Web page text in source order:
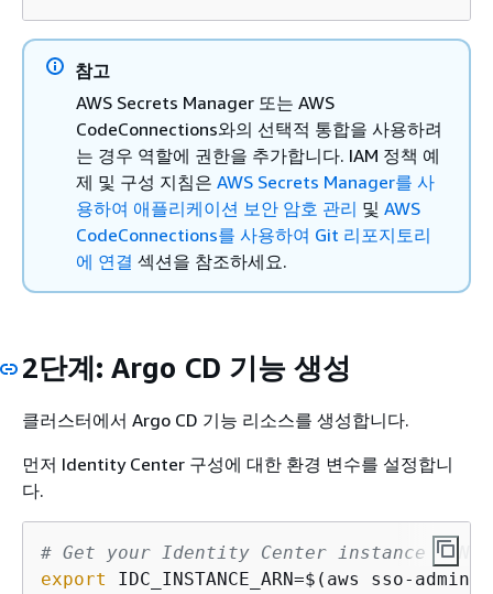
참고
AWS Secrets Manager 또는 AWS
CodeConnections와의 선택적 통합을 사용하려
는 경우 역할에 권한을 추가합니다. IAM 정책 예
제 및 구성 지침은 AWS Secrets Manager를 사
용하여 애플리케이션 보안 암호 관리 및 AWS
CodeConnections를 사용하여 Git 리포지토리
에 연결 섹션을 참조하세요.
2단계: Argo CD 기능 생성
클러스터에서 Argo CD 기능 리소스를 생성합니다.
먼저 Identity Center 구성에 대한 환경 변수를 설정합니
다.
# Get your Identity Center instance
export
IDC_INSTANCE_ARN=$(aws sso-